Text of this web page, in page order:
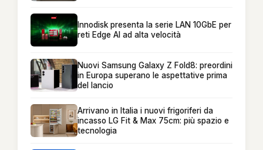
Innodisk presenta la serie LAN 10GbE per
reti Edge AI ad alta velocità
Nuovi Samsung Galaxy Z Fold8: preordini
in Europa superano le aspettative prima
del lancio
Arrivano in Italia i nuovi frigoriferi da
incasso LG Fit & Max 75cm: più spazio e
tecnologia